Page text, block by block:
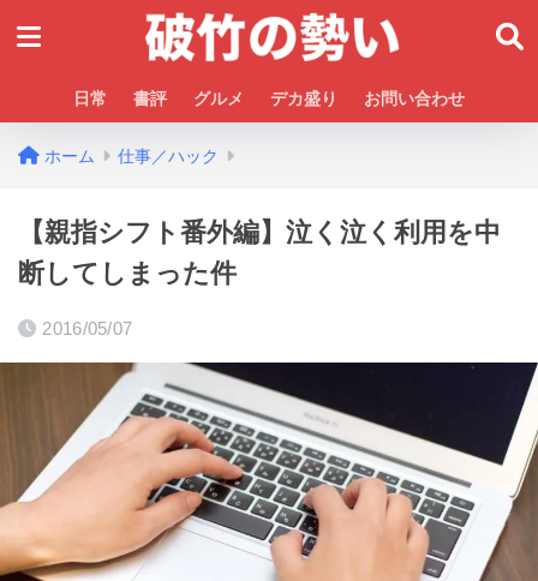
日常 書評 グルメ デカ盛り お問い合わせ
ホーム 仕事／ハック
【親指シフト番外編】泣く泣く利用を中
断してしまった件
2016/05/07